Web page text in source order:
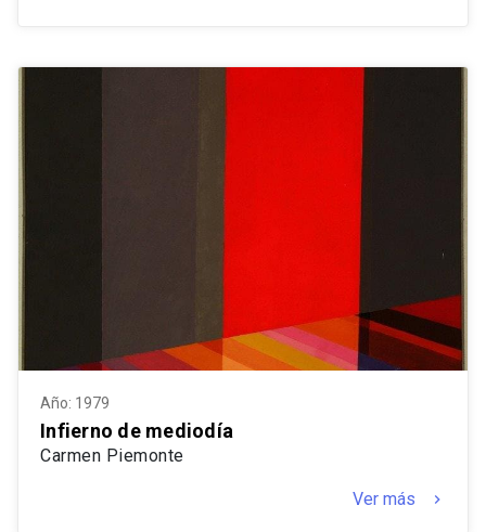
Año: 1979
Infierno de mediodía
Carmen Piemonte
Ver más keyboard_arrow_right